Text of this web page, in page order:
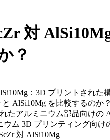
対
？
：3D プリントされた
AlSi10Mg を比較するのか？
たアルミニウム部品向けの
ウム 3D プリンティング向け
対 AlSi10Mg